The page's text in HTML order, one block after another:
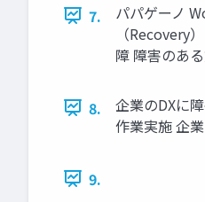
7.
パパゲーノ
（Recovery
障 障害のあ
8.
企業のDXに
作業実施 企
9.